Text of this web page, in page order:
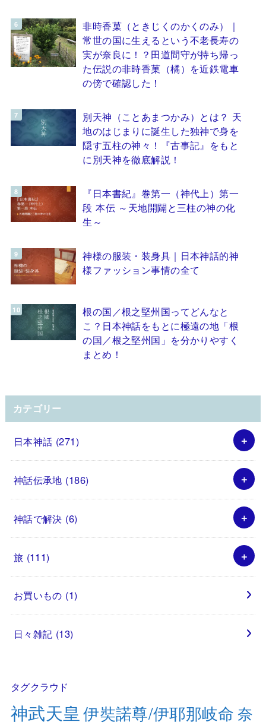
非時香菓（ときじくのかくのみ）｜
常世の国に生えるという不老長寿の
実が奈良に！？田道間守が持ち帰っ
た伝説の非時香菓（橘）を近鉄電車
の傍で確認した！
別天神（ことあまつかみ）とは？ 天
地のはじまりに誕生した独神で身を
隠す五柱の神々！『古事記』をもと
に別天神を徹底解説！
『日本書紀』巻第一（神代上）第一
段 本伝 ～天地開闢と三柱の神の化
生～
神様の服装・装身具｜日本神話的神
様ファッション事情の全て
根の国／根之堅州国ってどんなと
こ？日本神話をもとに極遠の地「根
の国／根之堅州国」を分かりやすく
まとめ！
カテゴリー
日本神話 (271)
神話伝承地 (186)
神話で解決 (6)
旅 (111)
お買いもの (1)
日々雑記 (13)
タグクラウド
神武天皇 伊奘諾尊/伊耶那岐命 奈